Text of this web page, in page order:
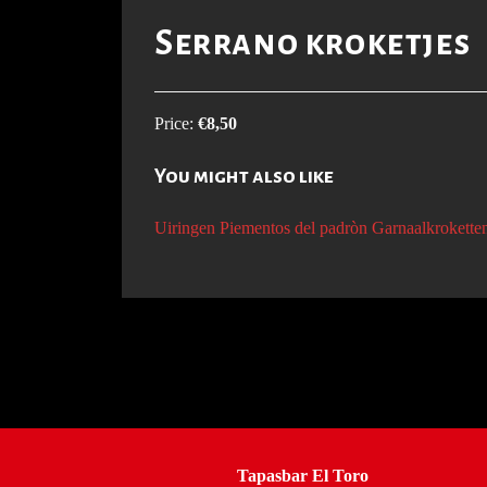
Serrano kroketjes
Price: €8,50
You might also like
Uiringen Piementos del padròn
Tapasbar El Toro